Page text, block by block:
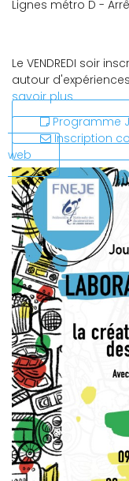
Lignes métro D -
Le VENDREDI soir
autour
savoir plus
Programme
Inscription
web